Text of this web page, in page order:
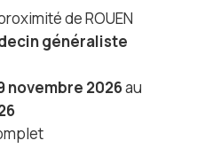
de ROUEN
généraliste
novembre 2026au